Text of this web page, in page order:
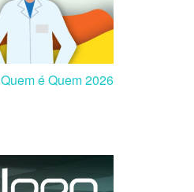
Quem é Quem 2026